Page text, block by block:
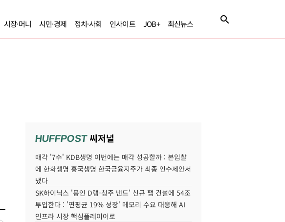
시장·머니 시민·경제 정치·사회 인사이트 JOB+ 최신뉴스
HUFFPOST씨저널
매각 '7수' KDB생명 이번에는 매각 성공할까 : 본입찰
에 한화생명 흥국생명 한국금융지주가 최종 인수제안서
냈다
SK하이닉스 '용인 D램-청주 낸드' 신규 팹 건설에 54조
투입한다 : '연평균 19% 성장' 메모리 수요 대응해 AI
인프라 시장 핵심플레이어로